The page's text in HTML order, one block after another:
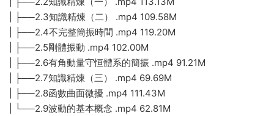
| ├──2.3知識精煉（二） .mp4 109.58M
| ├──2.4不完整簡振時間 .mp4 119.20M
| ├──2.5剛體振動 .mp4 102.00M
| ├──2.6有角動量守恒體系的簡振 .mp4 91.21M
| ├──2.7知識精煉（三） .mp4 69.69M
| ├──2.8函數曲面微擾 .mp4 111.43M
| └──2.9波動的基本概念 .mp4 62.81M